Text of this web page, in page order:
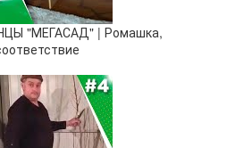
"МЕГАСАД" | Ромашка,